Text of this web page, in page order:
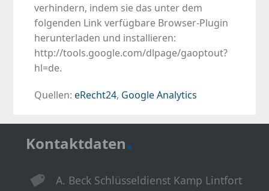
verhindern, indem sie das unter dem
folgenden Link verfügbare Browser-Plugin
herunterladen und installieren:
http://tools.google.com/dlpage/gaoptout?
hl=de.
Quellen:eRecht24, Google Analytics
Kontaktdaten.
A. Beck Schlüsseldienst Kamp Lintfort